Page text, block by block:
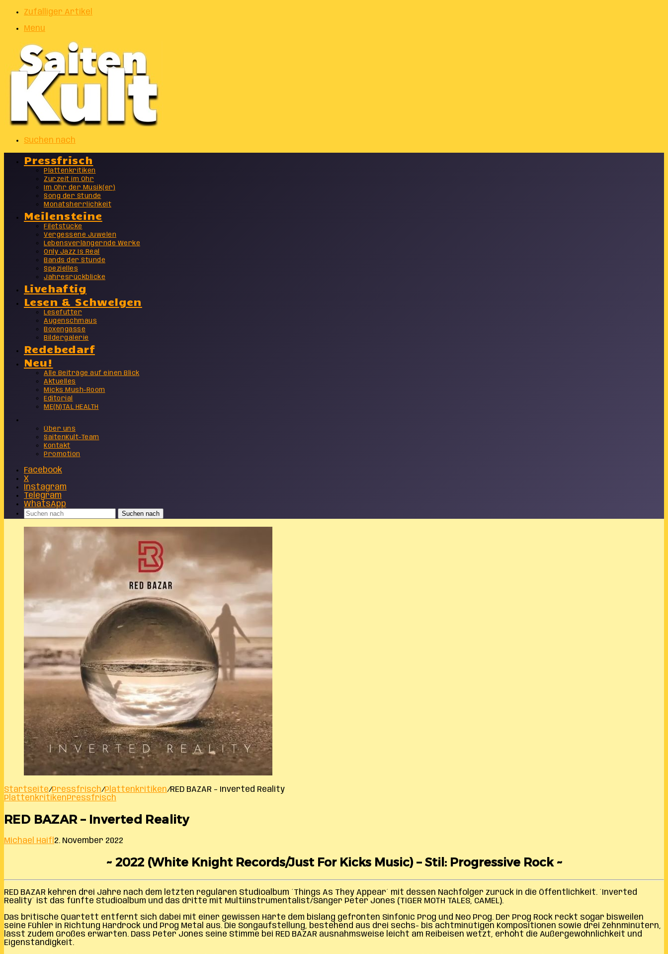
Zufälliger Artikel
Menu
Suchen nach
Pressfrisch
Plattenkritiken
Zurzeit im Ohr
Im Ohr der Musik(er)
Song der Stunde
Monatsherrlichkeit
Meilensteine
Filetstücke
Vergessene Juwelen
Lebensverlängernde Werke
Only Jazz Is Real
Bands der Stunde
Spezielles
Jahresrückblicke
Livehaftig
Lesen & Schwelgen
Lesefutter
Augenschmaus
Boxengasse
Bildergalerie
Redebedarf
Neu!
Alle Beiträge auf einen Blick
Aktuelles
Micks Mush-Room
Editorial
ME(N)TAL HEALTH
Über uns
SaitenKult-Team
Kontakt
Promotion
Facebook
X
Instagram
Telegram
WhatsApp
Suchen nach
Startseite/Pressfrisch/Plattenkritiken/RED BAZAR – Inverted Reality
PlattenkritikenPressfrisch
RED BAZAR – Inverted Reality
Michael Haifl 2. November 2022
~ 2022 (White Knight Records/Just For Kicks Music) – Stil: Progressive Rock ~
RED BAZAR kehren drei Jahre nach dem letzten regulären Studioalbum ´Things As They Appear´ mit dessen Nachfolger zurück in die Öffentlichkeit. ´Inverted
Reality´ ist das fünfte Studioalbum und das dritte mit Multiinstrumentalist/Sänger Peter Jones (TIGER MOTH TALES, CAMEL).
Das britische Quartett entfernt sich dabei mit einer gewissen Härte dem bislang gefrönten Sinfonic Prog und Neo Prog. Der Prog Rock reckt sogar bisweilen
seine Fühler in Richtung Hardrock und Prog Metal aus. Die Songaufstellung, bestehend aus drei sechs- bis achtminütigen Kompositionen sowie drei Zehnminütern,
lässt zudem Großes erwarten. Dass Peter Jones seine Stimme bei RED BAZAR ausnahmsweise leicht am Reibeisen wetzt, erhöht die Außergewöhnlichkeit und
Eigenständigkeit.